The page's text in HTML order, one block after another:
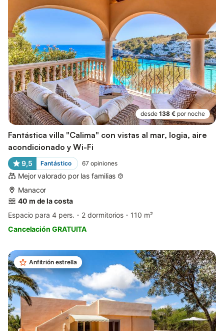
desde 138 € por noche
Fantástica villa "Calima" con vistas al mar, logia, aire
acondicionado y Wi-Fi
9,5 Fantástico 67 opiniones
Mejor valorado por las familias
Manacor
40 m de la costa
Espacio para 4 pers.
2 dormitorios
110 m²
Cancelación GRATUITA
Anfitrión estrella